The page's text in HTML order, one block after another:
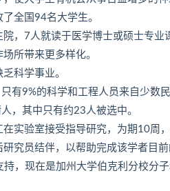
全国94名大学生。
，7人就读于医学博士或硕士专业
所带来更多样化。
科学事业。
有9%的科学和工程人员来自少数民
，其中只有约23人被选中。
实验室接受指导研究，为期10周，
究员结伴，以帮助完成该学者目前
，现在是加州大学伯克利分校分